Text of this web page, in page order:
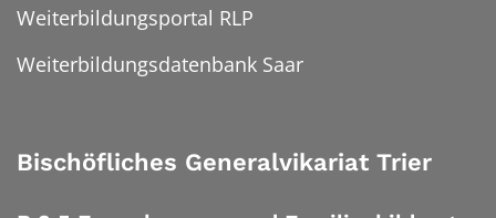
Weiterbildungsportal RLP
Weiterbildungsdatenbank Saar
Bischöfliches Generalvikariat Trier